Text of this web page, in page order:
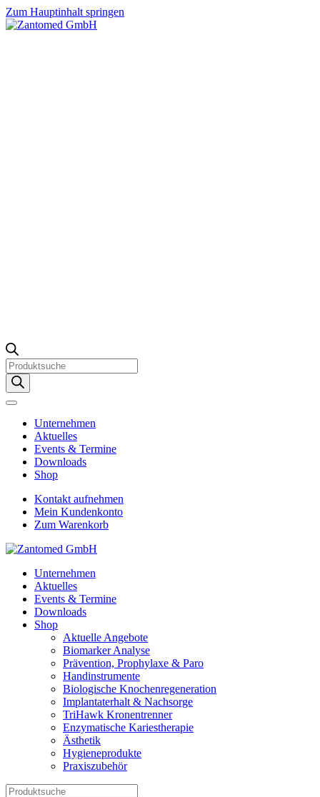
Zum Hauptinhalt springen
Products
search
Unternehmen
Aktuelles
Events & Termine
Downloads
Shop
Kontakt aufnehmen
Mein Kundenkonto
Zum Warenkorb
Unternehmen
Aktuelles
Events & Termine
Downloads
Shop
Aktuelle Angebote
Biomarker Analyse
Prävention, Prophylaxe & Paro
Handinstrumente
Biologische Knochenregeneration
Implantaterhalt & Nachsorge
TriHawk Kronentrenner
Enzymatische Kariestherapie
Ästhetik
Hygieneprodukte
Praxiszubehör
Products